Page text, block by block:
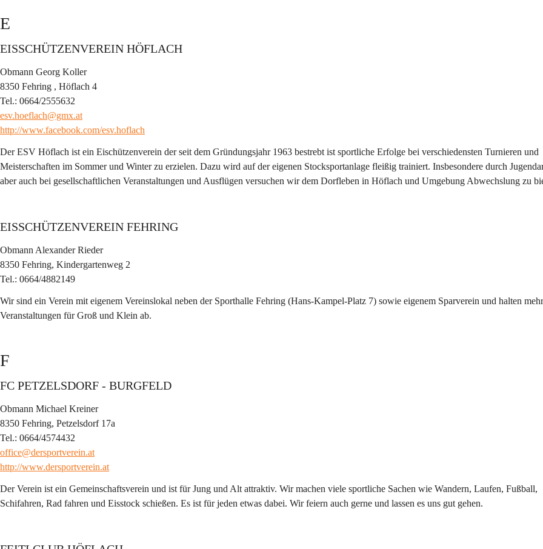
E
EISSCHÜTZENVEREIN HÖFLACH
Obmann Georg Koller
8350 Fehring , Höflach 4
Tel.: 0664/2555632
esv.hoeflach@gmx.at
http://www.facebook.com/esv.hoflach
Der ESV Höflach ist ein Eischützenverein der seit dem Gründungsjahr 1963 bestrebt ist sportliche Erfolge bei verschiedensten Turnieren und
Meisterschaften im Sommer und Winter zu erzielen. Dazu wird auf der eigenen Stocksportanlage fleißig trainiert. Insbesondere durch
aber auch bei gesellschaftlichen Veranstaltungen und Ausflügen versuchen wir dem Dorfleben in Höflach und Umgebung Abwechslung zu
EISSCHÜTZENVEREIN FEHRING
Obmann Alexander Rieder
8350 Fehring, Kindergartenweg 2
Tel.: 0664/4882149
Wir sind ein Verein mit eigenem Vereinslokal neben der Sporthalle Fehring (Hans-Kampel-Platz 7) sowie eigenem Sparverein und halten
Veranstaltungen für Groß und Klein ab.
F
FC PETZELSDORF - BURGFELD
Obmann Michael Kreiner
8350 Fehring, Petzelsdorf 17a
Tel.: 0664/4574432
office@dersportverein.at
http://www.dersportverein.at
Der Verein ist ein Gemeinschaftsverein und ist für Jung und Alt attraktiv. Wir machen viele sportliche Sachen wie Wandern, Laufen, Fußball,
Schifahren, Rad fahren und Eisstock schießen. Es ist für jeden etwas dabei. Wir feiern auch gerne und lassen es uns gut gehen.